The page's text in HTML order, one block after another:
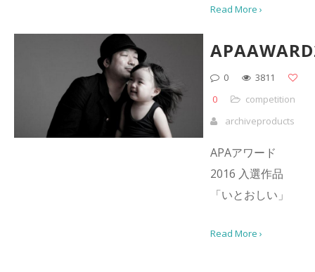
Read More ›
0
3811
0
competition
archiveproducts
APAアワード
2016 入選作品
「いとおしい」
Read More ›